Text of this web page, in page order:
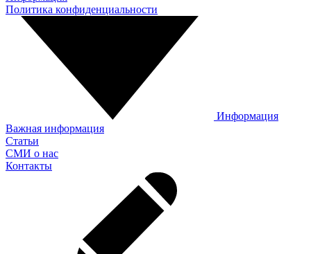
Политика конфиденциальности
Информация
Важная информация
Статьи
СМИ о нас
Контакты